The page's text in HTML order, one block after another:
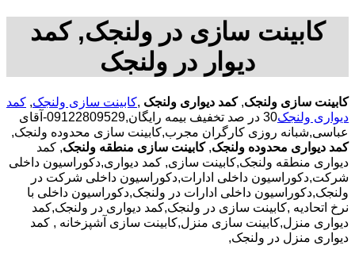
کابینت سازی در ولنجک, کمد
دیوار در ولنجک
کابینت سازی ولنجک,کمد دیواری ولنجک ,کابینت سازی ولنجک, کمد
دیواری ولنجک
30 در صد تخفیف بیمه رایگان,09122809529-آقای
عباسی,شبانه روزی کارگران مجرب,کابینت سازی محدوده ولنجک,
کمد دیواری محدوده ولنجک, کابینت سازی منطقه ولنجک, کمد
دیواری منطقه ولنجک,کابینت سازی, کمد دیواری,دکوراسیون داخلی
شرکت,دکوراسیون داخلی ادارات,دکوراسیون داخلی شرکت در
ولنجک,دکوراسیون داخلی ادارات در ولنجک,دکوراسیون داخلی با
نرخ اتحادیه ,کابینت سازی در ولنجک,کمد دیواری در ولنجک,کمد
دیواری منزل,کابینت سازی منزل,کابینت سازی آشپزخانه , کمد
دیواری منزل در ولنجک,